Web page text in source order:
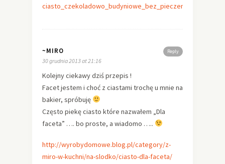
ciasto_czekoladowo_budyniowe_bez_pieczenia.html
Reply
~MIRO
30 grudnia 2013 at 21:16
Kolejny ciekawy dziś przepis !
Facet jestem i choć z ciastami trochę u mnie na
bakier, spróbuję
Często piekę ciasto które nazwałem „Dla
faceta” …. bo proste, a wiadomo …..
http://wyrobydomowe.blog.pl/category/z-
miro-w-kuchni/na-slodko/ciasto-dla-faceta/